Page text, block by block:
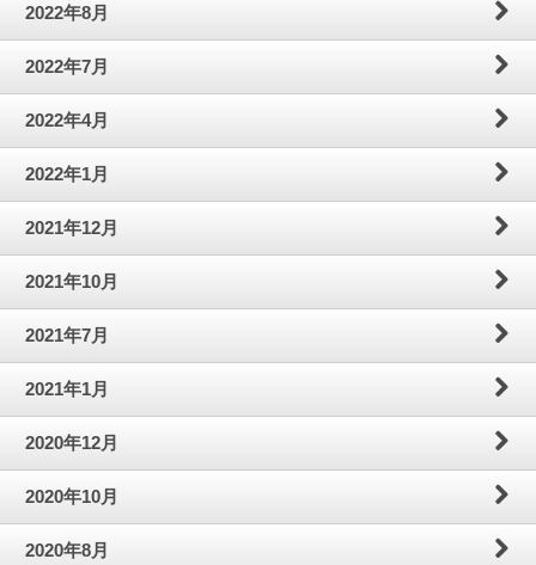
2022年8月
2022年7月
2022年4月
2022年1月
2021年12月
2021年10月
2021年7月
2021年1月
2020年12月
2020年10月
2020年8月